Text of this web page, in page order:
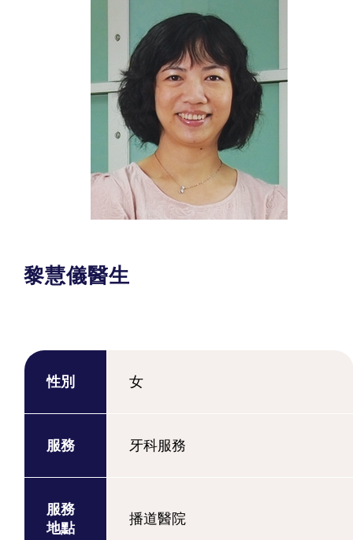
黎慧儀醫生
性別 女
服務 牙科服務
服務
地點
播道醫院